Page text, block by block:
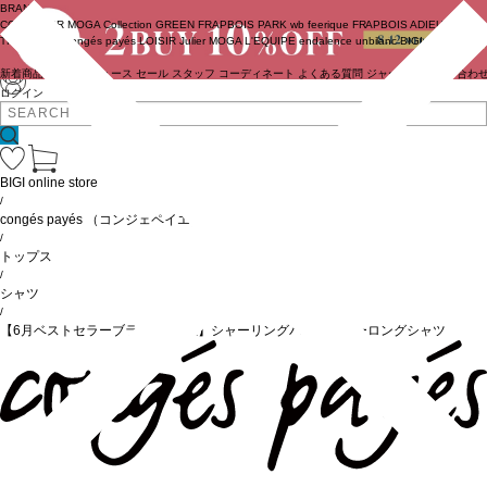
ログイン
BRAND
COUTURIER MOGA Collection GREEN FRAPBOIS PARK wb feerique FRAPBOIS ADIEU
TRISTESSE
congés payés LOISIR Julier MOGA L'EQUIPE endalence unbilanc BIGI online store
新着商品 ニュース セール スタッフ コーディネート よくある質問 ジャーナル お問い合わ
BIGI online store
/
congés payés （コンジェペイエ）
/
トップス
/
シャツ
/
【6月ベストセラーブランド内5位】シャーリングバンドカラーロングシャツ